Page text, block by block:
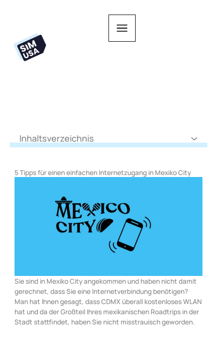
Inhaltsverzeichnis
5 Tipps für einen einfachen Internetzugang in Mexiko City
Sie sind in Mexiko City angekommen und haben nicht damit
gerechnet, dass Sie eine Internetverbindung benötigen?
Man hat Ihnen gesagt, dass CDMX überall kostenloses WLAN
hat und da der Großteil Ihres mexikanischen Roadtrips in der
Stadt stattfindet, haben Sie nicht misstrauisch geworden.